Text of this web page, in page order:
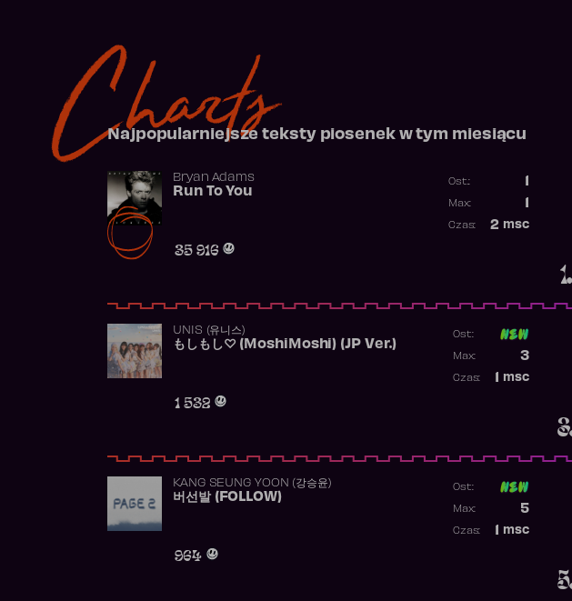
Charts
Najpopularniejsze teksty piosenek w tym miesiącu
1.
Bryan Adams
Run To You
35 916
Ost.:
Max:
2 msc
Czas:
UNIS (유니스)
もしもし♡ (MoshiMoshi) (JP Ver.)
1 532
Ost:
3
Max:
msc
Czas:
KANG SEUNG YOON (강승윤)
버선발 (FOLLOW)
964
Ost:
5
Max:
msc
Czas: